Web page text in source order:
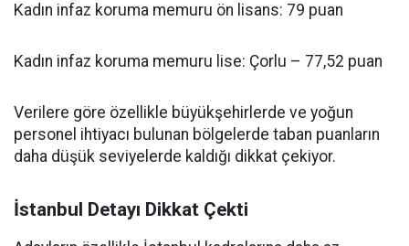
Kadın infaz koruma memuru ön lisans: 79 puan
Kadın infaz koruma memuru lise: Çorlu – 77,52 puan
Verilere göre özellikle büyükşehirlerde ve yoğun
personel ihtiyacı bulunan bölgelerde taban puanların
daha düşük seviyelerde kaldığı dikkat çekiyor.
İstanbul Detayı Dikkat Çekti